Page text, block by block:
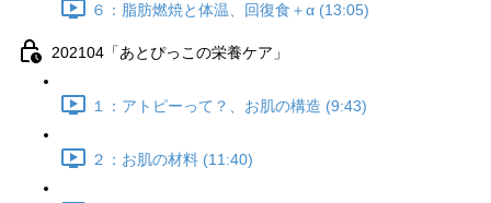
６：脂肪燃焼と体温、回復食＋α (13:05)
202104「あとぴっこの栄養ケア」
１：アトピーって？、お肌の構造 (9:43)
２：お肌の材料 (11:40)